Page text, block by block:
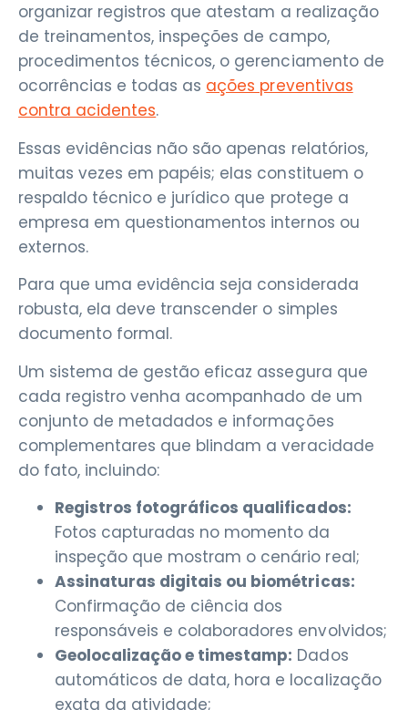
organizar registros que atestam a realização
de treinamentos, inspeções de campo,
procedimentos técnicos, o gerenciamento de
ocorrências e todas as ações preventivas
contra acidentes.
Essas evidências não são apenas relatórios,
muitas vezes em papéis; elas constituem o
respaldo técnico e jurídico que protege a
empresa em questionamentos internos ou
externos.
Para que uma evidência seja considerada
robusta, ela deve transcender o simples
documento formal.
Um sistema de gestão eficaz assegura que
cada registro venha acompanhado de um
conjunto de metadados e informações
complementares que blindam a veracidade
do fato, incluindo:
Registros fotográficos qualificados:
Fotos capturadas no momento da
inspeção que mostram o cenário real;
Assinaturas digitais ou biométricas:
Confirmação de ciência dos
responsáveis e colaboradores envolvidos;
Geolocalização e timestamp: Dados
automáticos de data, hora e localização
exata da atividade;